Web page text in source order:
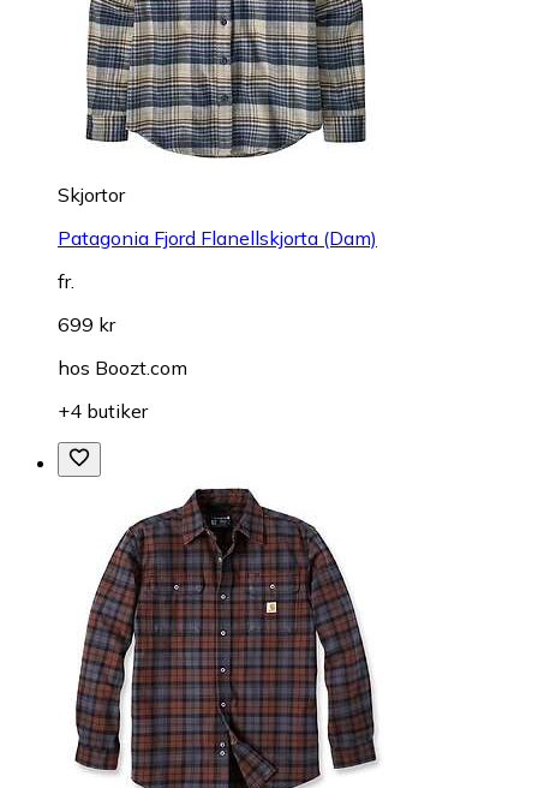
Skjortor
Patagonia Fjord Flanellskjorta (Dam)
fr.
699 kr
hos Boozt.com
+4 butiker